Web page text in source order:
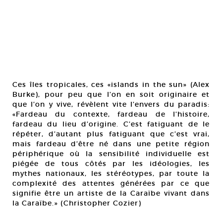
Ces îles tropicales, ces «islands in the sun» (Alex
Burke), pour peu que l’on en soit originaire et
que l’on y vive, révèlent vite l’envers du paradis:
«Fardeau du contexte, fardeau de l’histoire,
fardeau du lieu d’origine. C’est fatiguant de le
répéter, d’autant plus fatiguant que c’est vrai,
mais fardeau d’être né dans une petite région
périphérique où la sensibilité individuelle est
piégée de tous côtés par les idéologies, les
mythes nationaux, les stéréotypes, par toute la
complexité des attentes générées par ce que
signifie être un artiste de la Caraïbe vivant dans
la Caraïbe.» (Christopher Cozier)